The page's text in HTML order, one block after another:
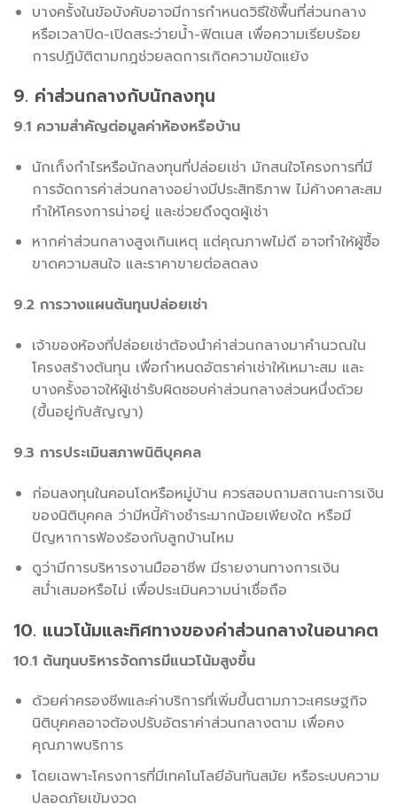
บางครั้งในข้อบังคับอาจมีการกำหนดวิธีใช้พื้นที่ส่วนกลาง
หรือเวลาปิด-เปิดสระว่ายน้ำ-ฟิตเนส เพื่อความเรียบร้อย
การปฏิบัติตามกฎช่วยลดการเกิดความขัดแย้ง
9. ค่าส่วนกลางกับนักลงทุน
9.1 ความสำคัญต่อมูลค่าห้องหรือบ้าน
นักเก็งกำไรหรือนักลงทุนที่ปล่อยเช่า มักสนใจโครงการที่มี
การจัดการค่าส่วนกลางอย่างมีประสิทธิภาพ ไม่ค้างคาสะสม
ทำให้โครงการน่าอยู่ และช่วยดึงดูดผู้เช่า
หากค่าส่วนกลางสูงเกินเหตุ แต่คุณภาพไม่ดี อาจทำให้ผู้ซื้อ
ขาดความสนใจ และราคาขายต่อลดลง
9.2 การวางแผนต้นทุนปล่อยเช่า
เจ้าของห้องที่ปล่อยเช่าต้องนำค่าส่วนกลางมาคำนวณใน
โครงสร้างต้นทุน เพื่อกำหนดอัตราค่าเช่าให้เหมาะสม และ
บางครั้งอาจให้ผู้เช่ารับผิดชอบค่าส่วนกลางส่วนหนึ่งด้วย
(ขึ้นอยู่กับสัญญา)
9.3 การประเมินสภาพนิติบุคคล
ก่อนลงทุนในคอนโดหรือหมู่บ้าน ควรสอบถามสถานะการเงิน
ของนิติบุคคล ว่ามีหนี้ค้างชำระมากน้อยเพียงใด หรือมี
ปัญหาการฟ้องร้องกับลูกบ้านไหม
ดูว่ามีการบริหารงานมืออาชีพ มีรายงานทางการเงิน
สม่ำเสมอหรือไม่ เพื่อประเมินความน่าเชื่อถือ
10. แนวโน้มและทิศทางของค่าส่วนกลางในอนาคต
10.1 ต้นทุนบริหารจัดการมีแนวโน้มสูงขึ้น
ด้วยค่าครองชีพและค่าบริการที่เพิ่มขึ้นตามภาวะเศรษฐกิจ
นิติบุคคลอาจต้องปรับอัตราค่าส่วนกลางตาม เพื่อคง
คุณภาพบริการ
โดยเฉพาะโครงการที่มีเทคโนโลยีอันทันสมัย หรือระบบความ
ปลอดภัยเข้มงวด